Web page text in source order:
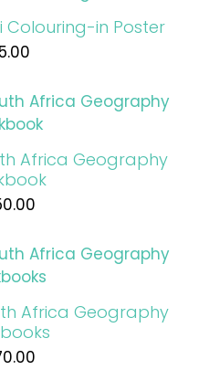
Colouring-in Poster
Africa Geography
Africa Geography